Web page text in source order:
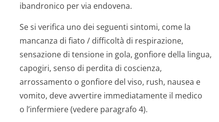
ibandronico per via endovena.
Se si verifica uno dei seguenti sintomi, come la
mancanza di fiato / difficoltà di respirazione,
sensazione di tensione in gola, gonfiore della lingua,
capogiri, senso di perdita di coscienza,
arrossamento o gonfiore del viso, rush, nausea e
vomito, deve avvertire immediatamente il medico
o l’infermiere (vedere paragrafo 4).